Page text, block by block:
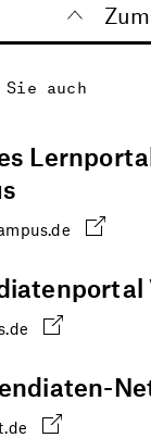
Sie auch